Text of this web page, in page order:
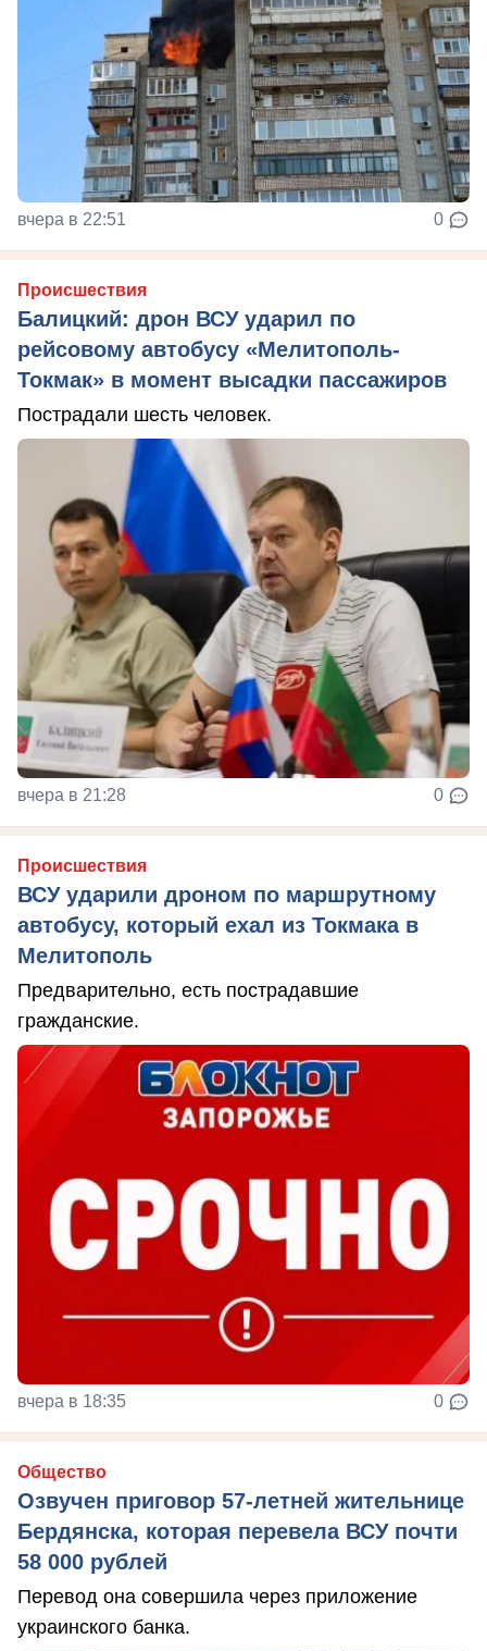
вчера в 22:51 0
Происшествия
Балицкий: дрон ВСУ ударил по
рейсовому автобусу «Мелитополь-
Токмак» в момент высадки пассажиров
Пострадали шесть человек.
вчера в 21:28 0
Происшествия
ВСУ ударили дроном по маршрутному
автобусу, который ехал из Токмака в
Мелитополь
Предварительно, есть пострадавшие
гражданские.
вчера в 18:35 0
Общество
Озвучен приговор 57-летней жительнице
Бердянска, которая перевела ВСУ почти
58 000 рублей
Перевод она совершила через приложение
украинского банка.